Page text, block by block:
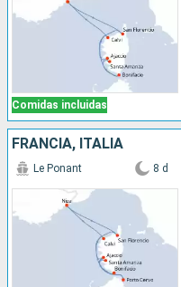
Comidas incluidas
FRANCIA, ITALIA
Le Ponant 8 d